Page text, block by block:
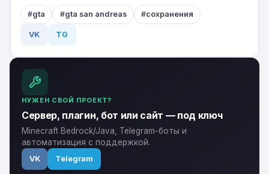
gta gta san andreas сохранения
VK TG
НУЖЕН СВОЙ ПРОЕКТ?
Сервер, плагин, бот или сайт — под ключ
Minecraft Bedrock/Java, Telegram-боты и
автоматизация с поддержкой.
VK Telegram